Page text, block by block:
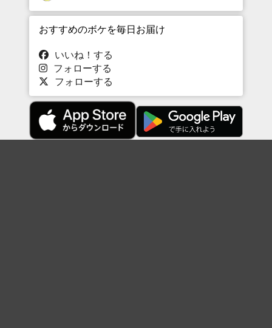
おすすめのボケを毎日お届け
いいね！する
フォローする
フォローする